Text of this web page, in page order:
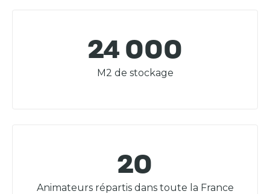
24 000
M2 de stockage
20
Animateurs répartis dans toute la France